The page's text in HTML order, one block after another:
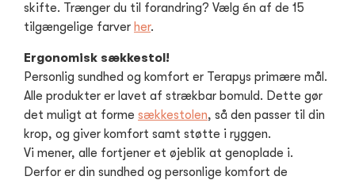
skifte. Trænger du til forandring? Vælg én af de 15
tilgængelige farver her.
Ergonomisk sækkestol!
Personlig sundhed og komfort er Terapys primære mål.
Alle produkter er lavet af strækbar bomuld. Dette gør
det muligt at forme sækkestolen, så den passer til din
krop, og giver komfort samt støtte i ryggen.
Vi mener, alle fortjener et øjeblik at genoplade i.
Derfor er din sundhed og personlige komfort de